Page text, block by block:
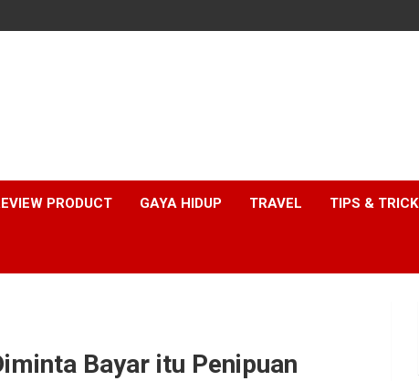
PRODUCT GAYA HIDUP TRAVEL TIPS & TRICK
Bayar itu Penipuan